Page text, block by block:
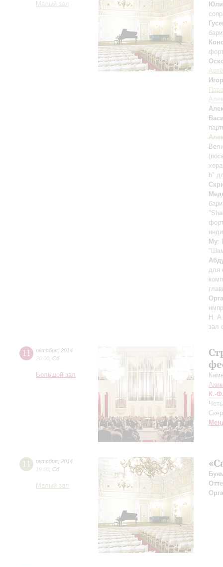
Малый зал
b"
Му:
для
Н.
зал
11 октября 2014
20:00 Сб
Большой зал
К.-
11 октября 2014
19:00 Сб
Малый зал